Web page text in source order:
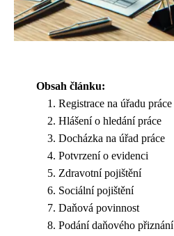
Obsah článku:
Registrace na úřadu práce
Hlášení o hledání práce
Docházka na úřad práce
Potvrzení o evidenci
Zdravotní pojištění
Sociální pojištění
Daňová povinnost
Podání daňového přiznání